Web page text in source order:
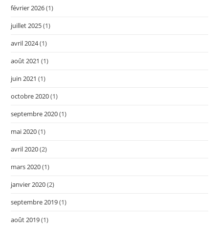
février 2026(1)
juillet 2025(1)
avril 2024(1)
août 2021 (1)
juin 2021 (1)
octobre 2020(1)
septembre 2020(1)
mai 2020(1)
avril 2020(2)
mars 2020(1)
janvier 2020(2)
septembre 2019(1)
août 2019(1)